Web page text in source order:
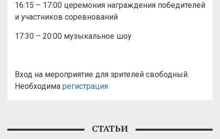
16:15 – 17:00 церемония награждения победителей
и участников соревнований
17:30 – 20:00 музыкальное шоу
Вход на мероприятие для зрителей свободный.
Необходима регистрация
СТАТЬИ